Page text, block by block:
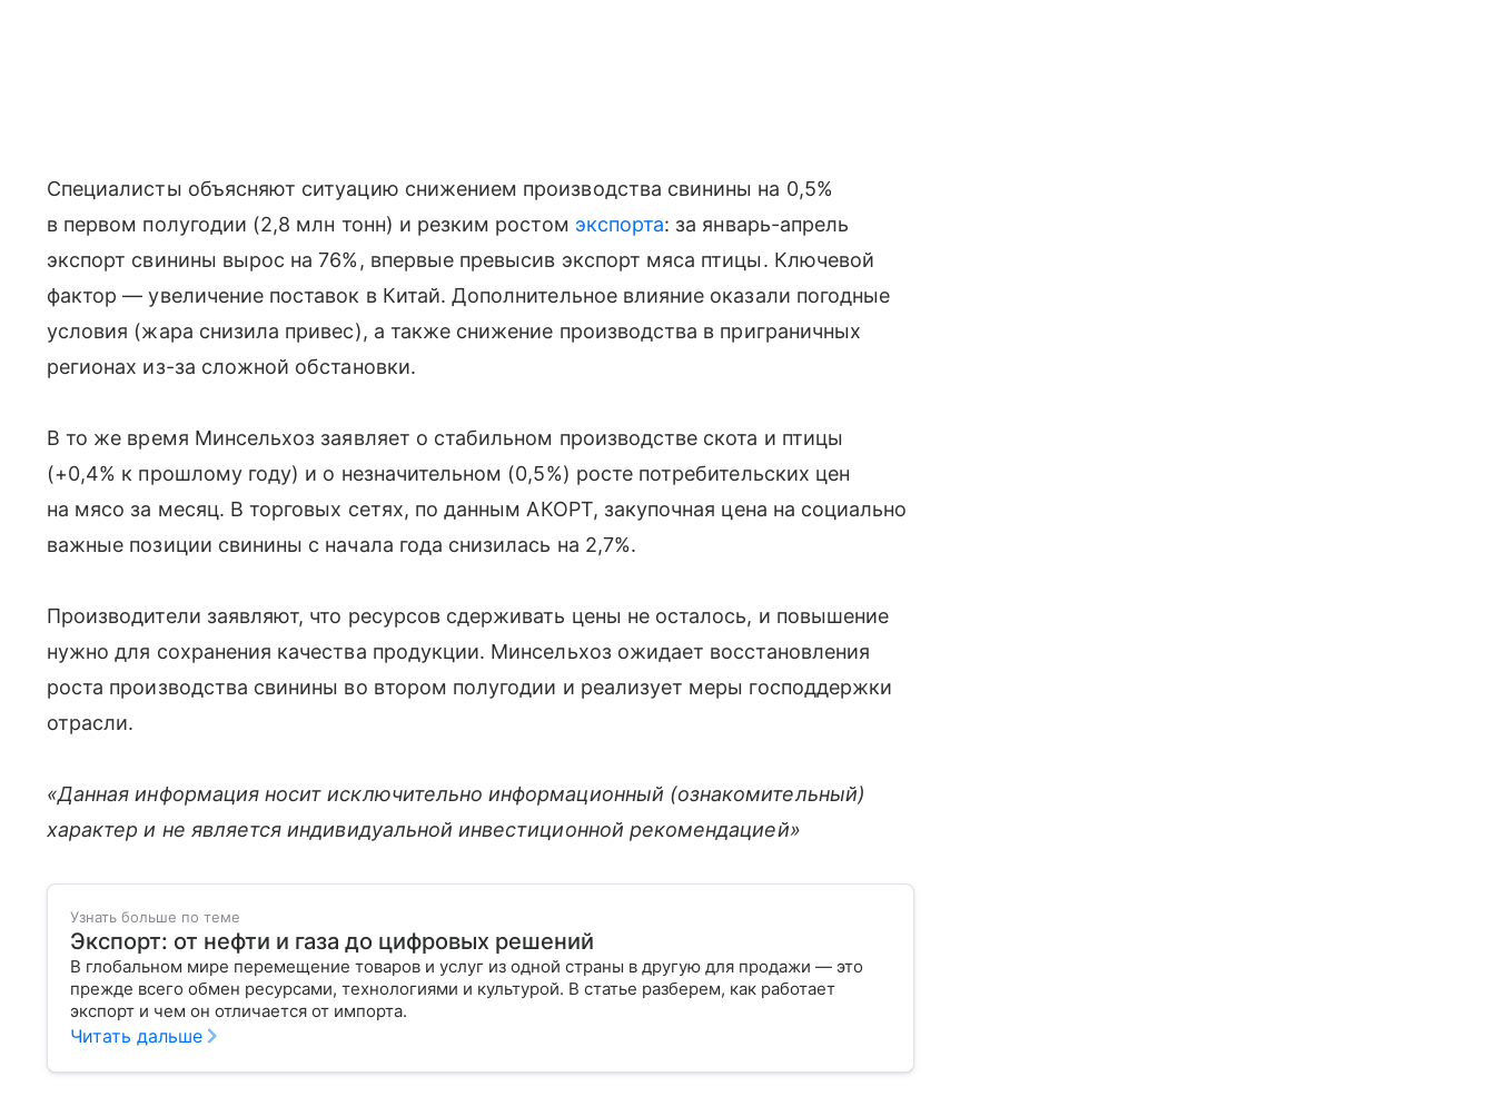
Специалисты объясняют ситуацию снижением производства свинины на 0,5%
в первом полугодии (2,8 млн тонн) и резким ростом экспорта: за январь-апрель
экспорт свинины вырос на 76%, впервые превысив экспорт мяса птицы. Ключевой
фактор — увеличение поставок в Китай. Дополнительное влияние оказали погодные
условия (жара снизила привес), а также снижение производства в приграничных
регионах из-за сложной обстановки.
В то же время Минсельхоз заявляет о стабильном производстве скота и птицы
(+0,4% к прошлому году) и о незначительном (0,5%) росте потребительских цен
на мясо за месяц. В торговых сетях, по данным АКОРТ, закупочная цена на социально
важные позиции свинины с начала года снизилась на 2,7%.
Производители заявляют, что ресурсов сдерживать цены не осталось, и повышение
нужно для сохранения качества продукции. Минсельхоз ожидает восстановления
роста производства свинины во втором полугодии и реализует меры господдержки
отрасли.
«Данная информация носит исключительно информационный (ознакомительный)
характер и не является индивидуальной инвестиционной рекомендацией»
Узнать больше по теме
Экспорт: от нефти и газа до цифровых решений
В глобальном мире перемещение товаров и услуг из одной страны в другую для продажи — это
прежде всего обмен ресурсами, технологиями и культурой. В статье разберем, как работает
экспорт и чем он отличается от импорта.
Читать дальше